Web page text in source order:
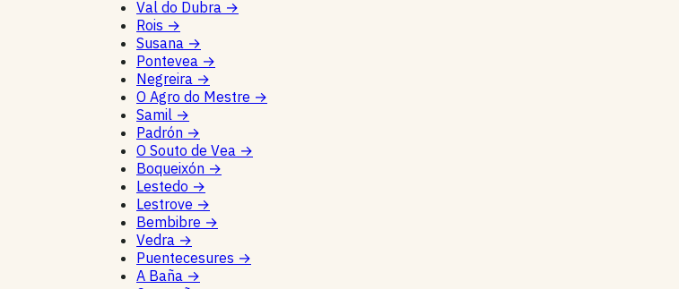
Val do Dubra →
Rois →
Susana →
Pontevea →
Negreira →
O Agro do Mestre →
Samil →
Padrón →
O Souto de Vea →
Boqueixón →
Lestedo →
Lestrove →
Bembibre →
Vedra →
Puentecesures →
A Baña →